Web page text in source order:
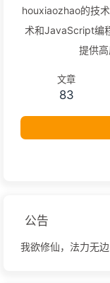
houxiaozhao的技
术和JavaScript编
提供高
文章
83
公告
我欲修仙，法力无边